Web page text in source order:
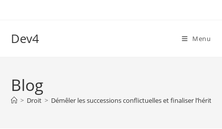
Dev4 Menu
Blog
> Droit > Démêler les successions conflictuelles et finaliser